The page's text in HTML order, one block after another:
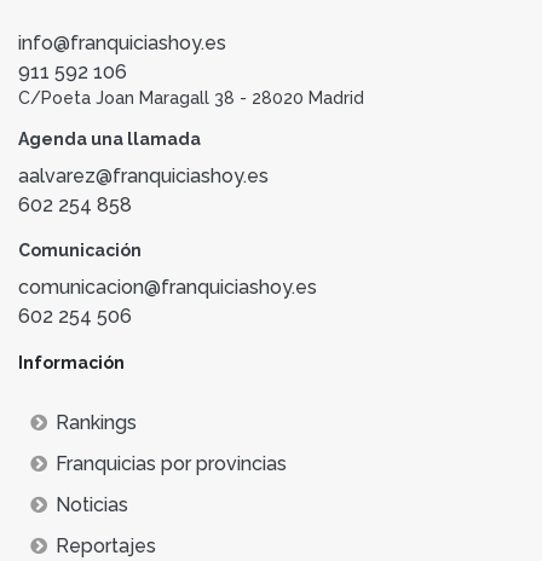
info@franquiciashoy.es
911 592 106
C/Poeta Joan Maragall 38 - 28020 Madrid
Agenda una llamada
aalvarez@franquiciashoy.es
602 254 858
Comunicación
comunicacion@franquiciashoy.es
602 254 506
Información
Rankings
Franquicias por provincias
Noticias
Reportajes